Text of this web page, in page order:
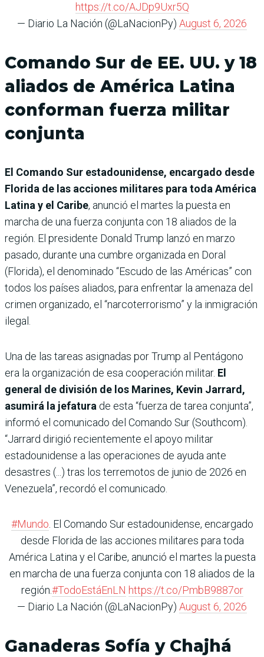
https://t.co/AJDp9Uxr5Q
— Diario La Nación (@LaNacionPy) August 6, 2026
Comando Sur de EE. UU. y 18
aliados de América Latina
conforman fuerza militar
conjunta
El Comando Sur estadounidense, encargado desde
Florida de las acciones militares para toda América
Latina y el Caribe, anunció el martes la puesta en
marcha de una fuerza conjunta con 18 aliados de la
región. El presidente Donald Trump lanzó en marzo
pasado, durante una cumbre organizada en Doral
(Florida), el denominado “Escudo de las Américas” con
todos los países aliados, para enfrentar la amenaza del
crimen organizado, el “narcoterrorismo” y la inmigración
ilegal.
Una de las tareas asignadas por Trump al Pentágono
era la organización de esa cooperación militar. El
general de división de los Marines, Kevin Jarrard,
asumirá la jefatura de esta “fuerza de tarea conjunta”,
informó el comunicado del Comando Sur (Southcom).
“Jarrard dirigió recientemente el apoyo militar
estadounidense a las operaciones de ayuda ante
desastres (...) tras los terremotos de junio de 2026 en
Venezuela”, recordó el comunicado.
#Mundo. El Comando Sur estadounidense, encargado
desde Florida de las acciones militares para toda
América Latina y el Caribe, anunció el martes la puesta
en marcha de una fuerza conjunta con 18 aliados de la
región.#TodoEstáEnLN https://t.co/PmbB9887or
— Diario La Nación (@LaNacionPy) August 6, 2026
Ganaderas Sofía y Chajhá